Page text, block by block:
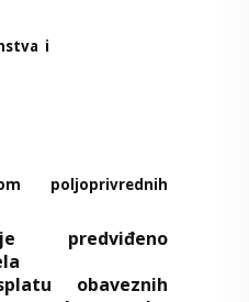
i
poljoprivrednih
predviđeno
obaveznih